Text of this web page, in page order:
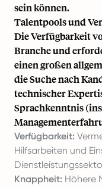
sein können.
Talentpools und
Die Verfügbarkeit
Branche und
einen großen
die Suche nach
technischer
Sprachkenntnis
Verfügbarkeit:
Hilfsarbeiten und
Knappheit: Höhere